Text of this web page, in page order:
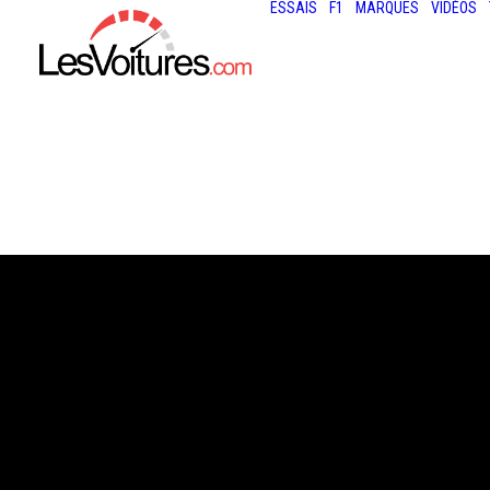
ESSAIS F1 MARQUES VIDÉOS